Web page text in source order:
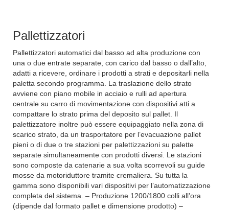
Pallettizzatori
Pallettizzatori automatici dal basso ad alta produzione con
una o due entrate separate, con carico dal basso o dall’alto,
adatti a ricevere, ordinare i prodotti a strati e depositarli nella
paletta secondo programma. La traslazione dello strato
avviene con piano mobile in acciaio e rulli ad apertura
centrale su carro di movimentazione con dispositivi atti a
compattare lo strato prima del deposito sul pallet. Il
palettizzatore inoltre può essere equipaggiato nella zona di
scarico strato, da un trasportatore per l’evacuazione pallet
pieni o di due o tre stazioni per palettizzazioni su palette
separate simultaneamente con prodotti diversi. Le stazioni
sono composte da catenarie a sua volta scorrevoli su guide
mosse da motoriduttore tramite cremaliera. Su tutta la
gamma sono disponibili vari dispositivi per l’automatizzazione
completa del sistema. – Produzione 1200/1800 colli all’ora
(dipende dal formato pallet e dimensione prodotto) –